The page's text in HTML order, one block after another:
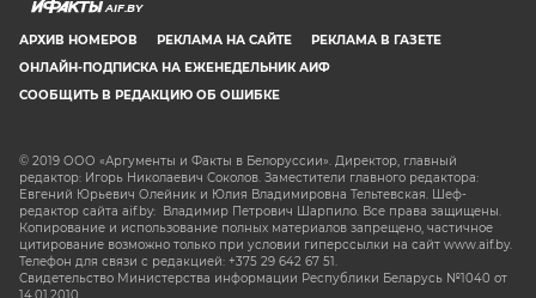
AIF.BY
АРХИВ НОМЕРОВ РЕКЛАМА НА САЙТЕ
РЕКЛАМА В ГАЗЕТЕ
ОНЛАЙН-ПОДПИСКА НА ЕЖЕНЕДЕЛЬНИК АИФ
СООБЩИТЬ В РЕДАКЦИЮ ОБ ОШИБКЕ
© 2019 ООО «Аргументы и Факты в Белоруссии». Директор, главный
редактор: Игорь Николаевич Соколов. Заместители главного редактора:
Евгений Юрьевич Олейник и Юлия Владимировна Тельтевская. Шеф-
редактор сайта aif.by: Владимир Петрович Шарпило. Все права защищены.
Копирование и использование полных материалов запрещено, частичное
цитирование возможно только при условии гиперссылки на сайт www.aif.by.
Телефон для связи с редакцией: +375 29 642 67 51.
Свидетельство Министерства информации Республики Беларусь №1040 от